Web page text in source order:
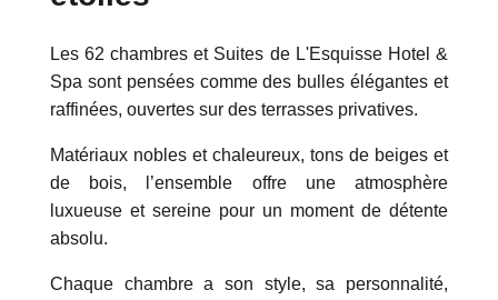
Les 62 chambres et Suites de L'Esquisse Hotel &
Spa sont pensées comme des bulles élégantes et
raffinées, ouvertes sur des terrasses privatives.
Matériaux nobles et chaleureux, tons de beiges et
de bois, l’ensemble offre une atmosphère
luxueuse et sereine pour un moment de détente
absolu.
Chaque chambre a son style, sa personnalité,